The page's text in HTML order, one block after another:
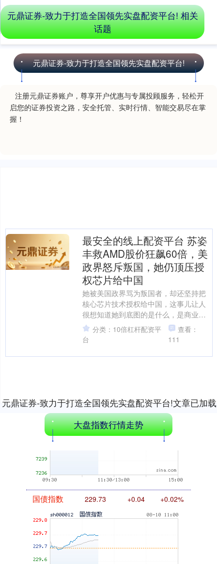
元鼎证券-致力于打造全国领先实盘配资平台!
注册元鼎证券账户，尊享开户优惠与专属投顾服务，轻松开
启您的证券投资之路，安全托管、实时行情、智能交易尽在掌
握！
元鼎证券-致力于打造全国领先实盘配资平台! 相关
话题
最安全的线上配资平台 苏姿
丰救AMD股价狂飙60倍，美
政界怒斥叛国，她仍顶压授
权芯片给中国
她被美国政界骂为叛国者，却还坚持把
核心芯片技术授权给中国，这事儿让人
很想知道她到底图的是什么，是商业野
心，还是技术理想。 这个人就是苏姿丰,
年薪超过4亿人民币,....
分类：10倍杠杆配资平
台
查看：
111
元鼎证券-致力于打造全国领先实盘配资平台!文章已加载
完成
大盘指数行情走势
深证成指 14171.97 -139.04 -0.97%
沪深300 4676.78 -17.66 -0.38%
3495.26 -67.85 -1.90%
基金指数 7242.80 +0.70 +0.01%